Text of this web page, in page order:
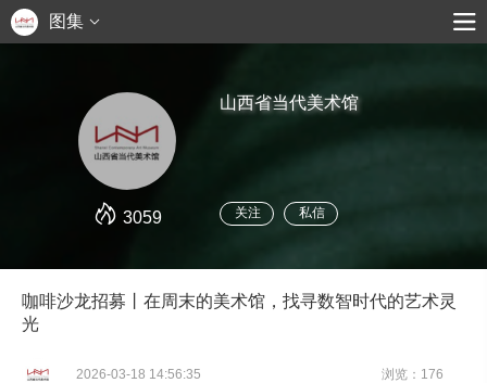
图集
3059
山西省当代美术馆
关注 私信
咖啡沙龙招募丨在周末的美术馆，找寻数智时代的艺术灵
光
2026-03-18 14:56:35 浏览：176